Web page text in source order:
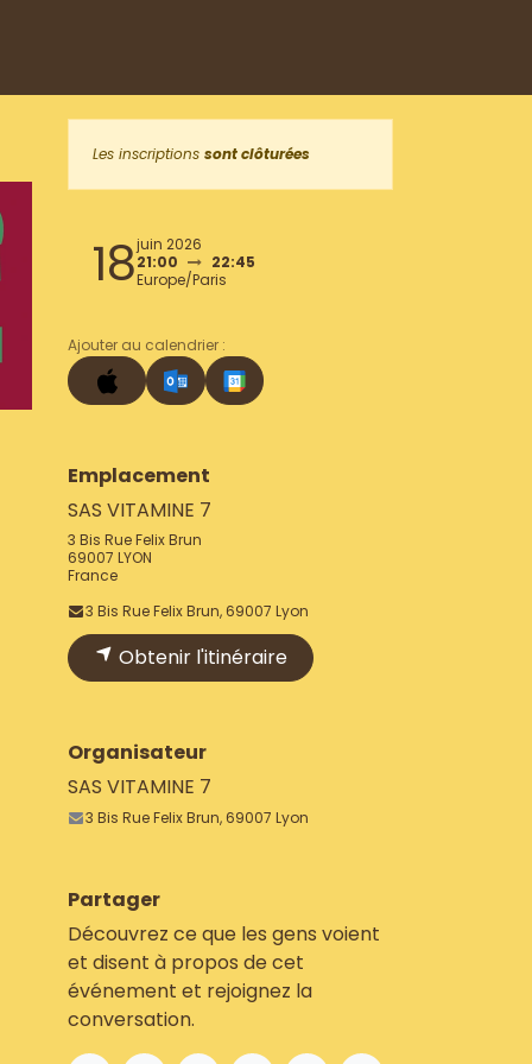
Les inscriptions sont clôturées
18juin 2026
21:00
22:45
Europe/Paris
Ajouter au calendrier :
Emplacement
SAS VITAMINE 7
3 Bis Rue Felix Brun
69007 LYON
France
3 Bis Rue Felix Brun, 69007 Lyon
Obtenir l'itinéraire
Organisateur
SAS VITAMINE 7
3 Bis Rue Felix Brun, 69007 Lyon
Partager
Découvrez ce que les gens voient
et disent à propos de cet
événement et rejoignez la
conversation.